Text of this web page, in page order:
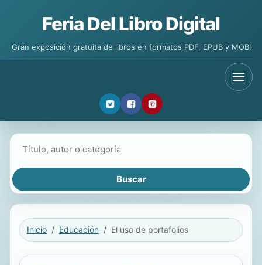
Feria Del Libro Digital
Gran exposición gratuita de libros en formatos PDF, EPUB y MOBI
Inicio Educación El uso de portafolios